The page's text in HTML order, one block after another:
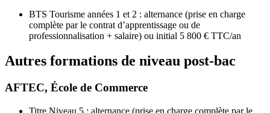
BTS Tourisme années 1 et 2 : alternance (prise en charge
complète par le contrat d’apprentissage ou de
professionnalisation + salaire) ou initial 5 800 € TTC/an
Autres formations de niveau post-bac
AFTEC, École de Commerce
Titre Niveau 5 : alternance (prise en charge complète par le